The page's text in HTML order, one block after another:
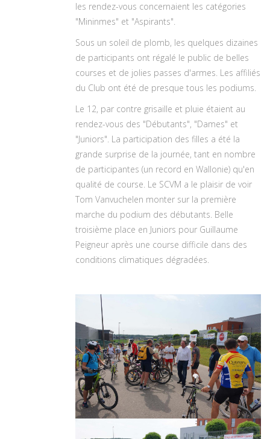
les rendez-vous concernaient les catégories
"Mininmes" et "Aspirants".
Sous un soleil de plomb, les quelques dizaines
de participants ont régalé le public de belles
courses et de jolies passes d'armes. Les affiliés
du Club ont été de presque tous les podiums.
Le 12, par contre grisaille et pluie étaient au
rendez-vous des "Débutants", "Dames" et
"Juniors". La participation des filles a été la
grande surprise de la journée, tant en nombre
de participantes (un record en Wallonie) qu'en
qualité de course. Le SCVM a le plaisir de voir
Tom Vanvuchelen monter sur la première
marche du podium des débutants. Belle
troisième place en Juniors pour Guillaume
Peigneur après une course difficile dans des
conditions climatiques dégradées.